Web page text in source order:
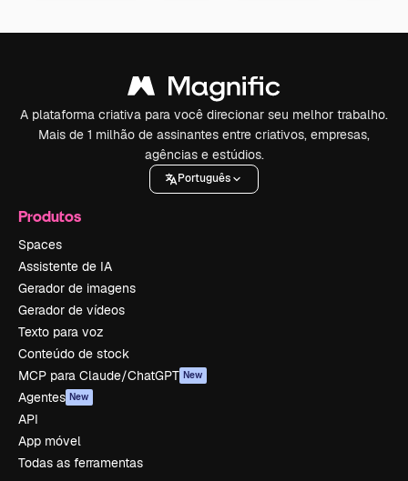
A plataforma criativa para você direcionar seu melhor trabalho.
Mais de 1 milhão de assinantes entre criativos, empresas,
agências e estúdios.
Português
Produtos
Spaces
Assistente de IA
Gerador de imagens
Gerador de vídeos
Texto para voz
Conteúdo de stock
MCP para Claude/ChatGPT New
Agentes New
API
App móvel
Todas as ferramentas